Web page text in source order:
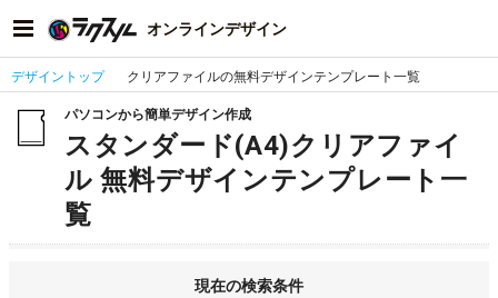
オンラインデザイン
デザイントップ クリアファイルの無料デザインテンプレート一覧
パソコンから簡単デザイン作成
スタンダード(A4)クリアファイ
ル 無料デザインテンプレート一
覧
現在の検索条件